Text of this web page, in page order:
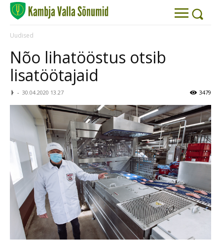
Uudised
Nõo lihatööstus otsib
lisatöötajaid
ᚦ - 30.04.2020 13.27 3479